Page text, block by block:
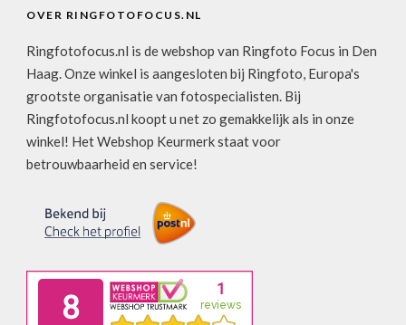
OVER RINGFOTOFOCUS.NL
Ringfotofocus.nl is de webshop van Ringfoto Focus in Den
Haag. Onze winkel is aangesloten bij Ringfoto, Europa's
grootste organisatie van fotospecialisten. Bij
Ringfotofocus.nl koopt u net zo gemakkelijk als in onze
winkel! Het Webshop Keurmerk staat voor
betrouwbaarheid en service!